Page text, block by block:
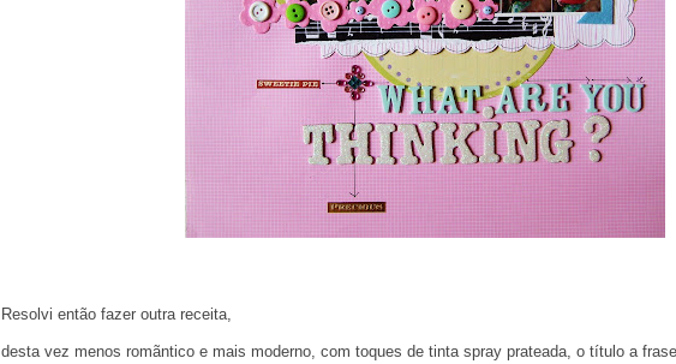
Resolvi então fazer outra receita,
desta vez menos romãntico e mais moderno, com toques de tinta spray prateada, o título a